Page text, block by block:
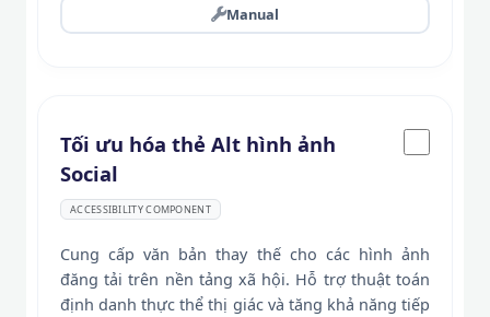
Manual
Tối ưu hóa thẻ Alt hình ảnh
Social
ACCESSIBILITY COMPONENT
Cung cấp văn bản thay thế cho các hình ảnh
đăng tải trên nền tảng xã hội. Hỗ trợ thuật toán
định danh thực thể thị giác và tăng khả năng tiếp